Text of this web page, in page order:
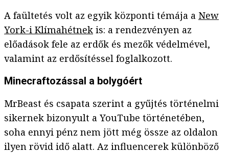
A faültetés volt az egyik központi témája a New
York-i Klímahétnek is: a rendezvényen az
előadások fele az erdők és mezők védelmével,
valamint az erdősítéssel foglalkozott.
Minecraftozással a bolygóért
MrBeast és csapata szerint a gyűjtés történelmi
sikernek bizonyult a YouTube történetében,
soha ennyi pénz nem jött még össze az oldalon
ilyen rövid idő alatt. Az influencerek különböző